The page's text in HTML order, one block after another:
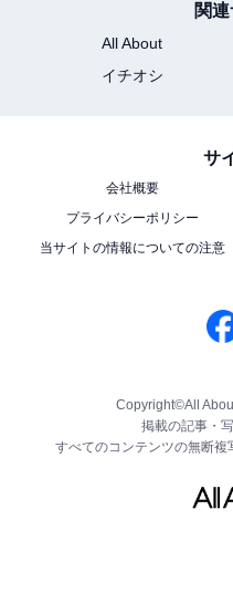
関
All About
イチオシ
サ
会社概要
プライバシーポリシー
当サイトの情報についての注意
Copyright©All
掲載の記事・
すべてのコンテンツの無断複